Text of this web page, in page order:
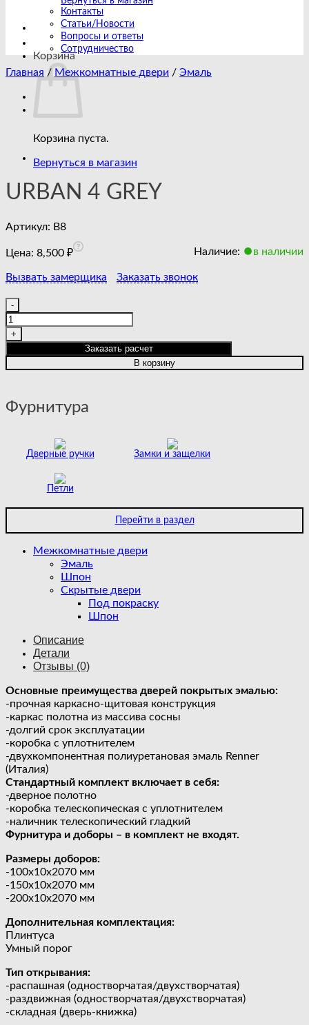
Корзина
Корзина пуста.
Вернуться в магазин
Контакты
Статьи/Новости
Вопросы и ответы
Сотрудничество
Главная / Межкомнатные двери / Эмаль
URBAN 4 GREY
Артикул: B8
Цена: 8,500 ₽ Наличие: в наличии
Вызвать замерщика Заказать звонок
товара
URBAN
4
GREY
Заказать расчет
В корзину
Фурнитура
Дверные ручки Замки и защелки
Петли
Перейти в раздел
Межкомнатные двери
Эмаль
Шпон
Скрытые двери
Под покраску
Шпон
Описание
Детали
Отзывы (0)
Основные преимущества дверей покрытых эмалью:
-прочная каркасно-щитовая конструкция
-каркас полотна из массива сосны
-долгий срок эксплуатации
-коробка с уплотнителем
-двухкомпонентная полиуретановая эмаль Renner
(Италия)
Стандартный комплект включает в себя:
-дверное полотно
-коробка телескопическая с уплотнителем
-наличник телескопический гладкий
Фурнитура и доборы – в комплект не входят.
Размеры доборов:
-100х10х2070 мм
-150х10х2070 мм
-200х10х2070 мм
Дополнительная комплектация:
Плинтуса
Умный порог
Тип открывания:
-распашная (одностворчатая/двухстворчатая)
-раздвижная (одностворчатая/двухстворчатая)
-складная (дверь-книжка)